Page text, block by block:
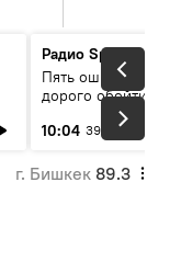
Радио Sputnik
Пять ошибок
дорого обойтись
10:04 39 мин
г. Бишкек 89.3